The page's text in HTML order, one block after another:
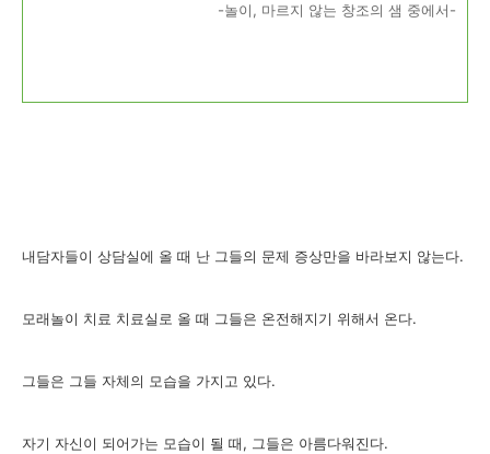
-놀이, 마르지 않는 창조의 샘 중에서-
내담자들이 상담실에 올 때 난 그들의 문제 증상만을 바라보지 않는다.
모래놀이 치료 치료실로 올 때 그들은 온전해지기 위해서 온다.
그들은 그들 자체의 모습을 가지고 있다.
자기 자신이 되어가는 모습이 될 때, 그들은 아름다워진다.